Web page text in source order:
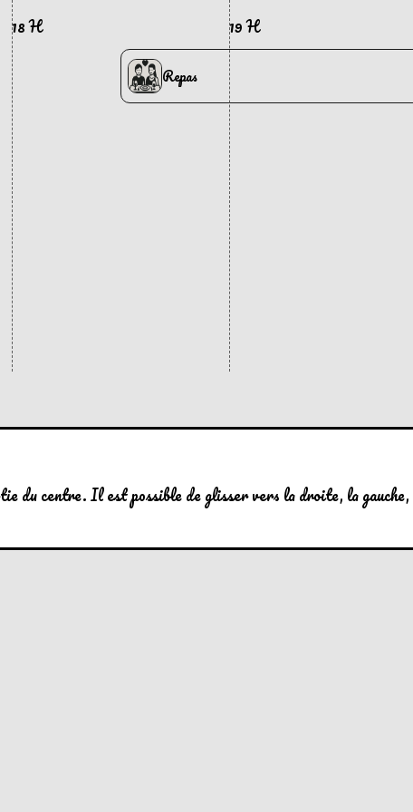
18 H 19 H
Repas
du centre. Il est possible de glisser vers la droite, la